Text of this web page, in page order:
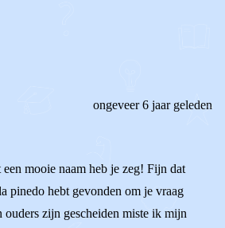
ongeveer 6 jaar geleden
mooie naam heb je zeg! Fijn dat
pinedo hebt gevonden om je vraag
ouders zijn gescheiden miste ik mijn